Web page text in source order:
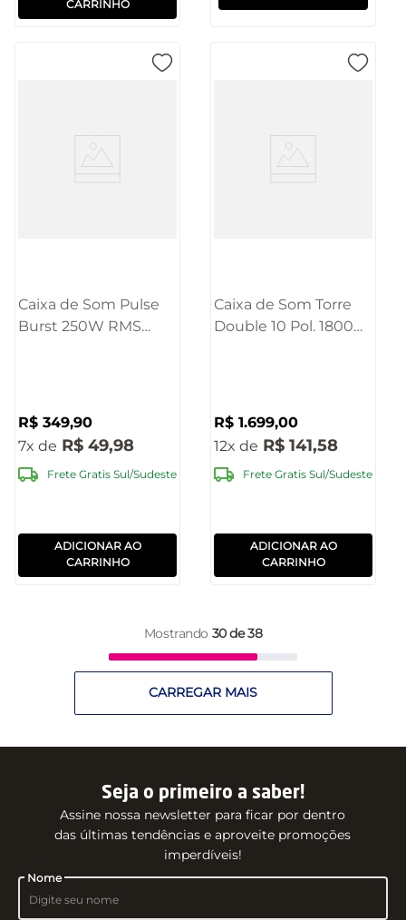
CARRINHO
Caixa de Som Pulse
Burst 250W RMS
R$ 349,90
7
R$ 49,98
Frete Gratis Sul/Sudeste
ADICIONAR AO
CARRINHO
Caixa de Som Torre
Double 10 Pol. 1800W
R$ 1.699,00
12
R$ 141,58
Frete Gratis Sul/Sudeste
ADICIONAR AO
CARRINHO
Mostrando 30 de 38
Seja o primeiro a saber!
Assine nossa newsletter para ficar por dentro
das últimas tendências e aproveite promoções
imperdíveis!
Nome